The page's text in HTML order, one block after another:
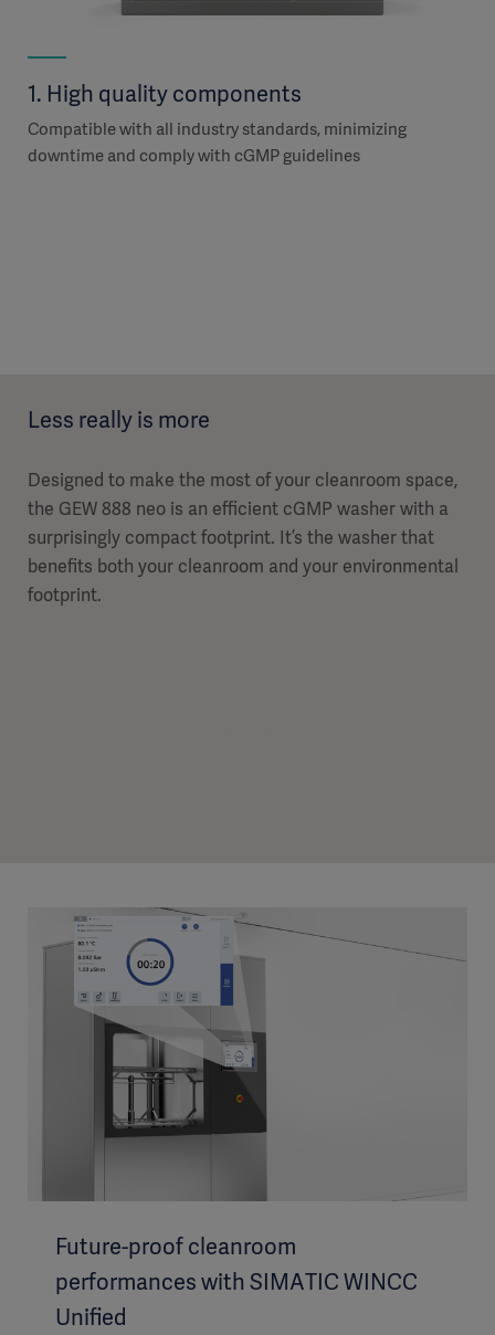
1. High quality components
Compatible with all industry standards, minimizing
downtime and comply with cGMP guidelines
Less really is more
Designed to make the most of your cleanroom space,
the GEW 888 neo is an efficient cGMP washer with a
surprisingly compact footprint. It’s the washer that
benefits both your cleanroom and your environmental
footprint.
Future-proof cleanroom
performances with SIMATIC WINCC
Unified